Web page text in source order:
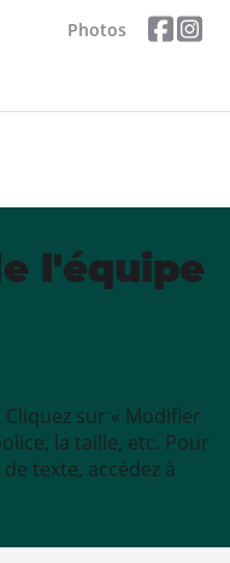
Photos
l'équipe
sur « Modifier
la taille, etc. Pour
texte, accédez à